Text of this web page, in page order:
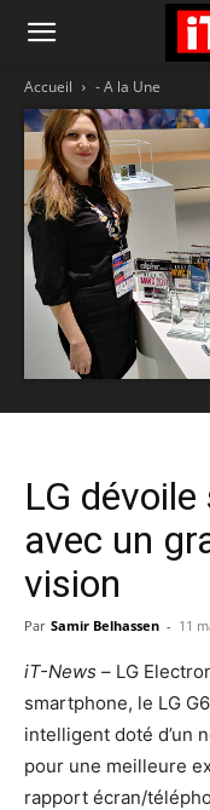
Accueil - A la Une
LG
avec un
vision
Par Samir Belhassen - 11
iT-News – LG
smartphone, le LG
intelligent doté d’un
pour une meilleure
rapport écran/